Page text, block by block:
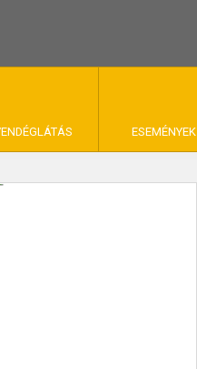
ESEMÉNYEK